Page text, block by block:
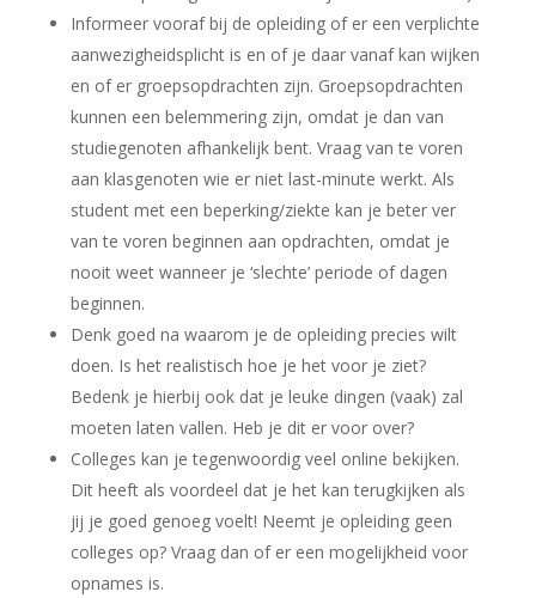
Informeer vooraf bij de opleiding of er een verplichte
aanwezigheidsplicht is en of je daar vanaf kan wijken
en of er groepsopdrachten zijn. Groepsopdrachten
kunnen een belemmering zijn, omdat je dan van
studiegenoten afhankelijk bent. Vraag van te voren
aan klasgenoten wie er niet last-minute werkt. Als
student met een beperking/ziekte kan je beter ver
van te voren beginnen aan opdrachten, omdat je
nooit weet wanneer je ‘slechte’ periode of dagen
beginnen.
Denk goed na waarom je de opleiding precies wilt
doen. Is het realistisch hoe je het voor je ziet?
Bedenk je hierbij ook dat je leuke dingen (vaak) zal
moeten laten vallen. Heb je dit er voor over?
Colleges kan je tegenwoordig veel online bekijken.
Dit heeft als voordeel dat je het kan terugkijken als
jij je goed genoeg voelt! Neemt je opleiding geen
colleges op? Vraag dan of er een mogelijkheid voor
opnames is.